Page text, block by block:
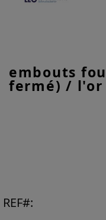
embouts
fermé) / l'or
REF
to
the
beginning